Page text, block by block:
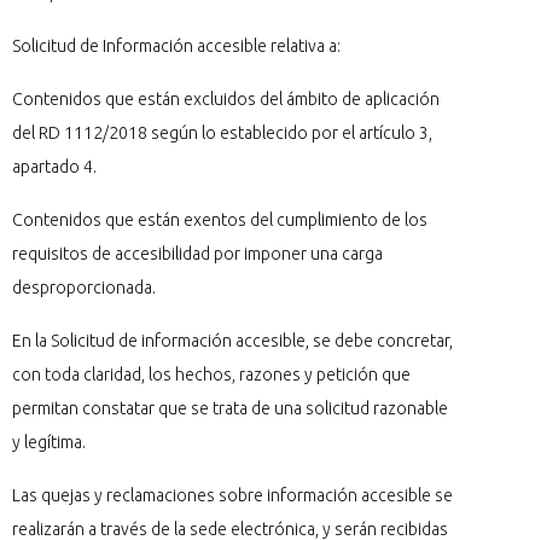
Solicitud de Información accesible relativa a:
Contenidos que están excluidos del ámbito de aplicación
del RD 1112/2018 según lo establecido por el artículo 3,
apartado 4.
Contenidos que están exentos del cumplimiento de los
requisitos de accesibilidad por imponer una carga
desproporcionada.
En la Solicitud de información accesible, se debe concretar,
con toda claridad, los hechos, razones y petición que
permitan constatar que se trata de una solicitud razonable
y legítima.
Las quejas y reclamaciones sobre información accesible se
realizarán a través de la sede electrónica, y serán recibidas